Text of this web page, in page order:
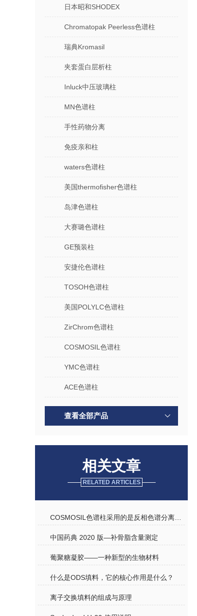
日本昭和SHODEX
Chromatopak Peerless色谱柱
瑞典Kromasil
夹套蛋白层析柱
Inluck中压玻璃柱
MN色谱柱
手性药物分离
免疫亲和柱
waters色谱柱
美国thermofisher色谱柱
岛津色谱柱
大赛璐色谱柱
GE预装柱
安捷伦色谱柱
TOSOH色谱柱
美国POLYLC色谱柱
ZirChrom色谱柱
COSMOSIL色谱柱
YMC色谱柱
ACE色谱柱
查看全部产品
相关文章
RELATED ARTICLES
中国药典 2020 版—补骨脂含量测定
葡聚糖凝胶——一种新型的生物材料
什么是ODS填料，它的核心作用是什么？
离子交换填料的组成与原理